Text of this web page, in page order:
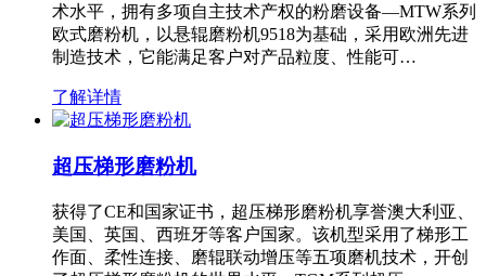
术水平，拥有多项自主技术产权的粉磨设备—MTW系列
欧式磨粉机，以悬辊磨粉机9518为基础，采用欧洲先进
制造技术，它能满足客户对产品粒度、性能可…
了解详情
超压梯形磨粉机
获得了CE和国家证书，超压梯形磨粉机享誉澳大利亚、
美国、英国、西班牙等客户国家。该机型采用了梯形工
作面、柔性连接、磨辊联动增压等五项磨机技术，开创